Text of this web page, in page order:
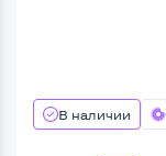
В наличии